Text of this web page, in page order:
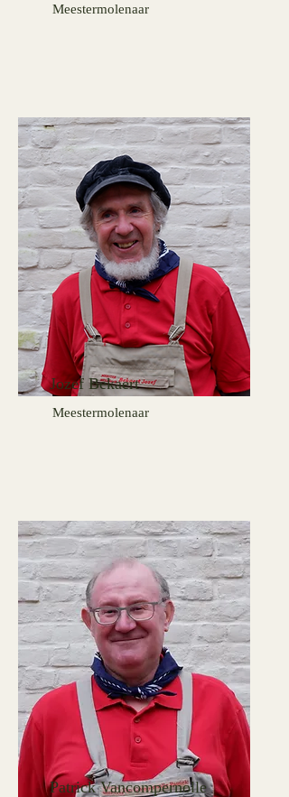
Meestermolenaar
Jozef Bekaert
Meestermolenaar
Patrick Vancompernolle